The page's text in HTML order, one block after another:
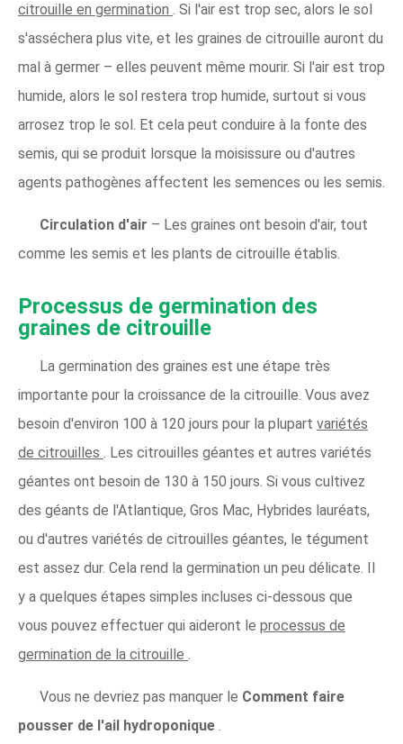
citrouille en germination . Si l'air est trop sec, alors le sol
s'asséchera plus vite, et les graines de citrouille auront du
mal à germer – elles peuvent même mourir. Si l'air est trop
humide, alors le sol restera trop humide, surtout si vous
arrosez trop le sol. Et cela peut conduire à la fonte des
semis, qui se produit lorsque la moisissure ou d'autres
agents pathogènes affectent les semences ou les semis.
Circulation d'air – Les graines ont besoin d'air, tout
comme les semis et les plants de citrouille établis.
Processus de germination des
graines de citrouille
La germination des graines est une étape très
importante pour la croissance de la citrouille. Vous avez
besoin d'environ 100 à 120 jours pour la plupart variétés
de citrouilles . Les citrouilles géantes et autres variétés
géantes ont besoin de 130 à 150 jours. Si vous cultivez
des géants de l'Atlantique, Gros Mac, Hybrides lauréats,
ou d'autres variétés de citrouilles géantes, le tégument
est assez dur. Cela rend la germination un peu délicate. Il
y a quelques étapes simples incluses ci-dessous que
vous pouvez effectuer qui aideront le processus de
germination de la citrouille .
Vous ne devriez pas manquer le Comment faire
pousser de l'ail hydroponique .